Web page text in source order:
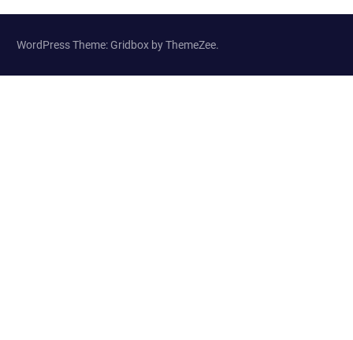
WordPress Theme: Gridbox by ThemeZee.